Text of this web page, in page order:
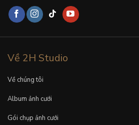
Về 2H Studio
Về chúng tôi
Album ảnh cưới
Gói chụp ảnh cưới